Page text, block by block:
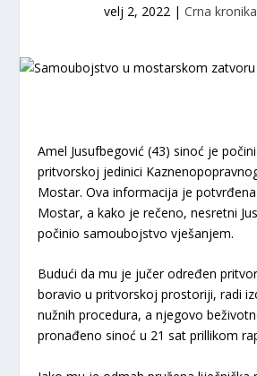
velj 2, 2022| Crna kronika
Amel Jusufbegović (43) sinoć je
pritvorskoj jedinici
Mostar. Ova informacija je
Mostar, a kako je rečeno, nesretni
počinio samoubojstvo vješanjem.
Budući da mu je jučer određen
boravio u pritvorskoj prostoriji, radi
nužnih procedura, a njegovo
pronađeno sinoć u 21 sat prillikom